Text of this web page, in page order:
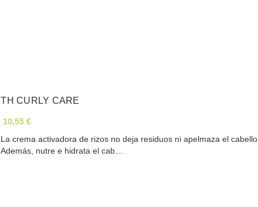
TH CURLY CARE
10,55 €
La crema activadora de rizos no deja residuos ni apelmaza el cabello.
Además, nutre e hidrata el cab…